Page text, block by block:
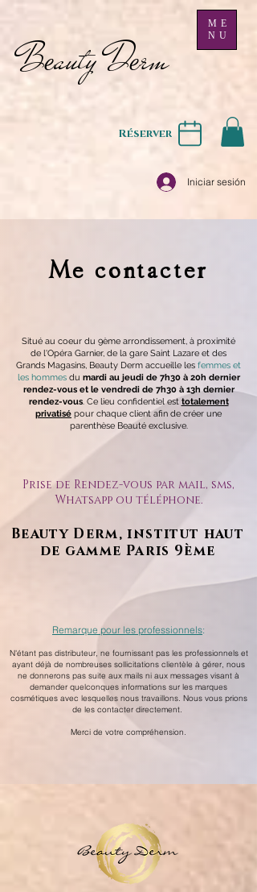
Beauty Derm
ME
NU
Iniciar sesión
Réserver
Me contacter
Situé au coeur du 9ème arrondissement, à proximité
de l'Opéra Garnier, de la gare Saint Lazare et des
Grands Magasins, Beauty Derm accueille les femmes et
les hommesdu mardi au jeudi de 7h30 à 20h dernier
rendez-vous et le vendredi de 7h30 à 13h dernier
rendez-vous. Ce lieu confidentiel est totalement
privatisé pour chaque client afin de créer une
parenthèse Beauté exclusive.
Prise de Rendez-vous par mail, sms,
Whatsapp ou téléphone.
Beauty Derm, institut haut
de gamme Paris 9ème
Remarque pour les professionnels:
N'étant pas distributeur, ne fournissant pas les professionnels et
ayant déjà de nombreuses sollicitations clientèle à gérer, nous
ne donnerons pas suite aux mails ni aux messages visant à
demander quelconques informations sur les marques
cosmétiques avec lesquelles nous travaillons. Nous vous prions
de les contacter directement.
Merci de votre compréhension.